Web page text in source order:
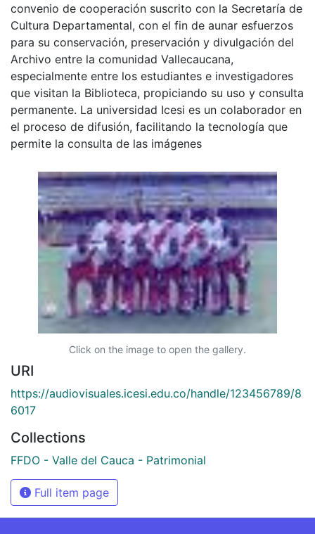
convenio de cooperación suscrito con la Secretaría de
Cultura Departamental, con el fin de aunar esfuerzos
para su conservación, preservación y divulgación del
Archivo entre la comunidad Vallecaucana,
especialmente entre los estudiantes e investigadores
que visitan la Biblioteca, propiciando su uso y consulta
permanente. La universidad Icesi es un colaborador en
el proceso de difusión, facilitando la tecnología que
permite la consulta de las imágenes
Click on the image to open the gallery.
URI
https://audiovisuales.icesi.edu.co/handle/123456789/8
6017
Collections
FFDO - Valle del Cauca - Patrimonial
Full item page